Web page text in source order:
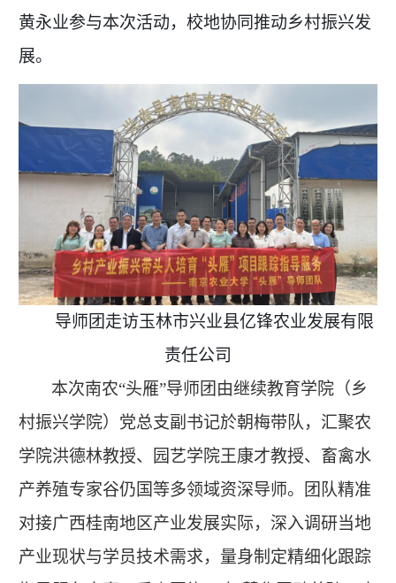
黄永业参与本次活动，校地协同推动乡村振兴发
展。
导师团走访玉林市兴业县亿锋农业发展有限
责任公司
本次南农“头雁”导师团由继续教育学院（乡
村振兴学院）党总支副书记於朝梅带队，汇聚农
学院洪德林教授、园艺学院王康才教授、畜禽水
产养殖专家谷仍国等多领域资深导师。团队精准
对接广西桂南地区产业发展实际，深入调研当地
产业现状与学员技术需求，量身制定精细化跟踪